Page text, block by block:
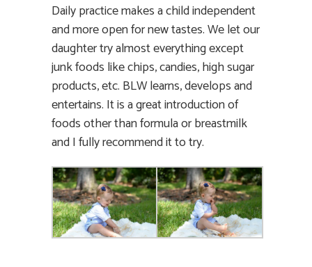
Daily practice makes a child independent
and more open for new tastes. We let our
daughter try almost everything except
junk foods like chips, candies, high sugar
products, etc. BLW learns, develops and
entertains. It is a great introduction of
foods other than formula or breastmilk
and I fully recommend it to try.